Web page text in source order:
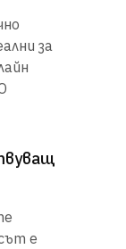
за
е